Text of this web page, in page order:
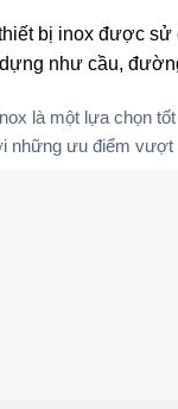
bị inox được sử
như cầu,
là một lựa chọn
những ưu điểm vượt